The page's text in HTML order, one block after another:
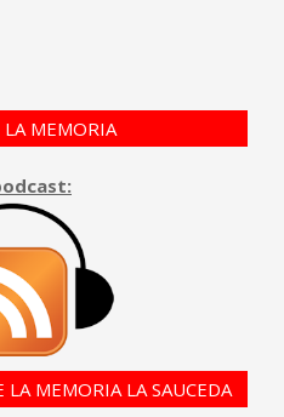
LA MEMORIA
LA MEMORIA LA SAUCEDA